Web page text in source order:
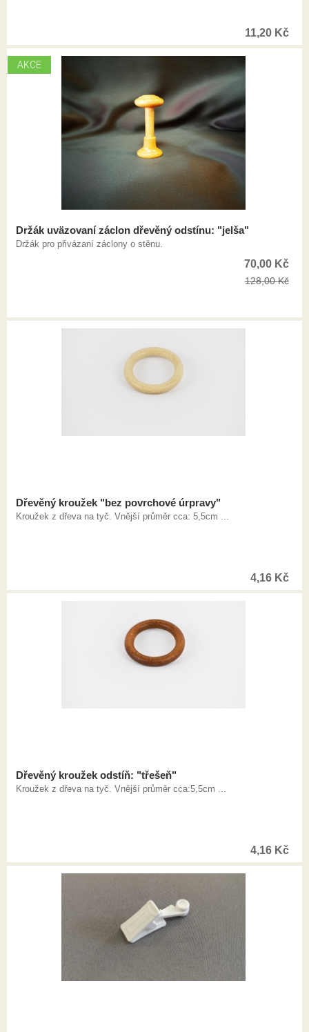
11,20 Kč
AKCE
Držák uväzovaní záclon dřevěný odstínu: "jelša"
Držák pro přivázaní záclony o stěnu.
70,00 Kč
128,00Kč
Dřevěný kroužek "bez povrchové úrpravy"
Kroužek z dřeva na tyč. Vnější průměr cca: 5,5cm ...
4,16 Kč
Dřevěný kroužek odstíň: "třešeň"
Kroužek z dřeva na tyč. Vnější průměr cca:5,5cm ...
4,16 Kč